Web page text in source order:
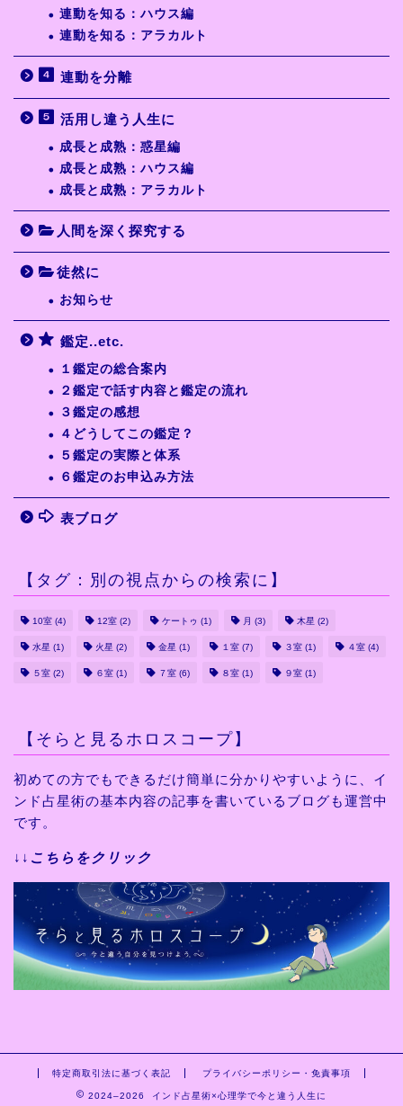
連動を知る：ハウス編
連動を知る：アラカルト
連動を分離
活用し違う人生に
成長と成熟：惑星編
成長と成熟：ハウス編
成長と成熟：アラカルト
人間を深く探究する
徒然に
お知らせ
鑑定..etc.
１鑑定の総合案内
２鑑定で話す内容と鑑定の流れ
３鑑定の感想
４どうしてこの鑑定？
５鑑定の実際と体系
６鑑定のお申込み方法
表ブログ
【タグ：別の視点からの検索に】
10室 (4) 12室 (2) ケートゥ (1) 月 (3) 木星 (2)
水星 (1) 火星 (2) 金星 (1) １室 (7) ３室 (1) ４室 (4)
５室 (2) ６室 (1) ７室 (6) ８室 (1) ９室 (1)
【そらと見るホロスコープ】
初めての方でもできるだけ簡単に分かりやすいように、 イ
ンド占星術の基本内容の記事を書いているブログも運営中
です。
↓↓ こちらをクリック
特定商取引法に基づく表記 プライバシーポリシー・免責事項
2024–2026 インド占星術×心理学で今と違う人生に